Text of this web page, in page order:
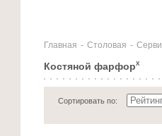
Главная - Столовая -
Костяной фарфорX
Сортировать по: